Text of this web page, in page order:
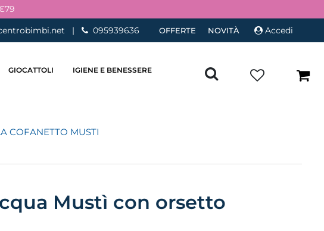
| 095939636 OFFERTE NOVITÀ Accedi
GIOCATTOLI IGIENE E BENESSERE
COFANETTO MUSTI
Mustì con orsetto